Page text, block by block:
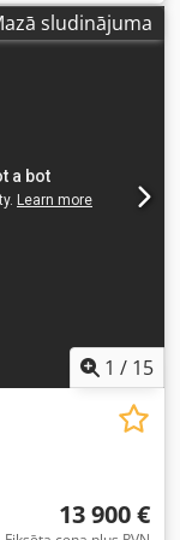
kā attēlā,
lietots.sludinājuma
1 / 15
13 900 €